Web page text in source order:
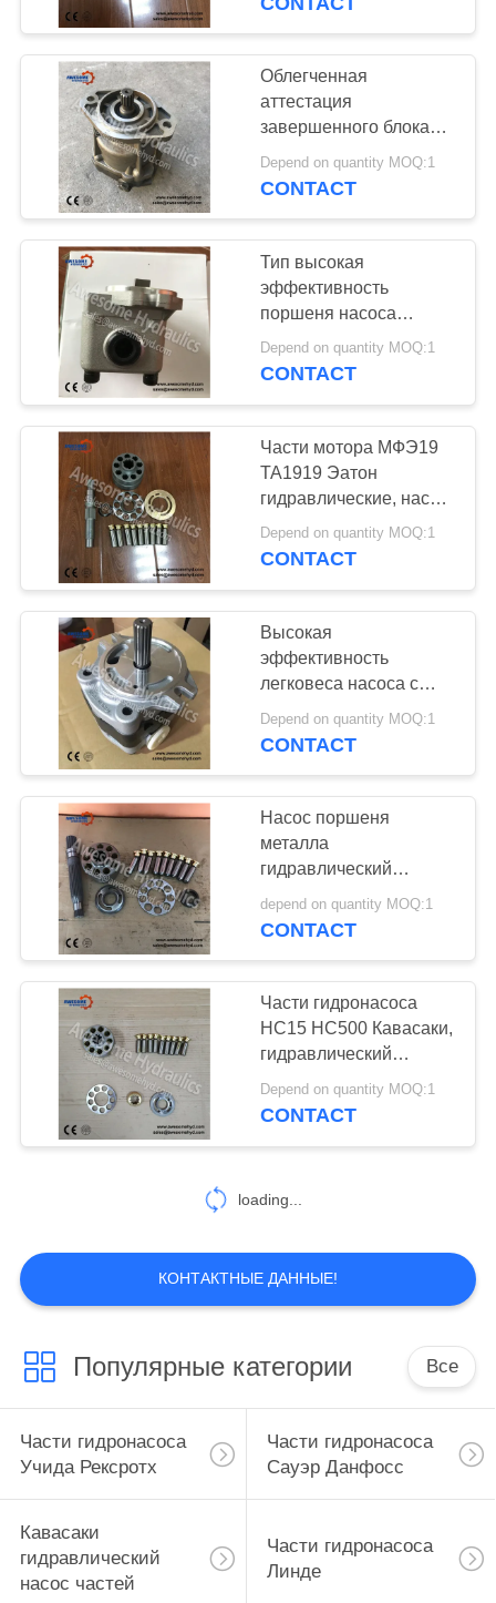
САЙТА
PRIVACY
POLICY
Облегченная
аттестация
завершенного блока
ИСО9001 насоса
поршеня МФЭ19
Depend on quantity MOQ:1
CONTACT
Тип высокая
эффективность
поршеня насоса
обязанности СБС80
СБС120 Кавасаки
Depend on quantity MOQ:1
CONTACT
Части мотора МФЭ19
ТА1919 Эатон
гидравлические, насос
поршеня Эатон
разделяют высокую
Depend on quantity MOQ:1
CONTACT
Высокая
эффективность
легковеса насоса с
зубчатой передачей
насоса КАИАБА КИБ
Depend on quantity MOQ:1
CONTACT
Насос поршеня
металла
гидравлический
разделяет А11ВО160
А11ВО190 А11ВО200
depend on quantity MOQ:1
CONTACT
Части гидронасоса
НС15 НС500 Кавасаки,
гидравлический
комплект для ремонта
запасных частей
Depend on quantity MOQ:1
CONTACT
loading...
КОНТАКТНЫЕ ДАННЫЕ!
Популярные категории Все
Части гидронасоса
Учида Рексротх
Части гидронасоса
Сауэр Данфосс
Кавасаки
гидравлический
насос частей
Части гидронасоса
Линде